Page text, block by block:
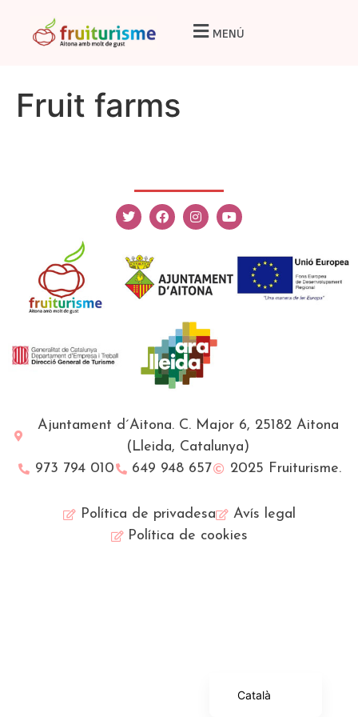
MENÚ
Fruit farms
Ajuntament d´Aitona. C. Major 6, 25182 Aitona
(Lleida, Catalunya)
973 794 010
649 948 657 2025 Fruiturisme.
Política de privadesa
Avís legal
Política de cookies
Català